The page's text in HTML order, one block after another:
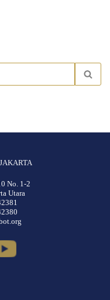
No. 1-2
Utara